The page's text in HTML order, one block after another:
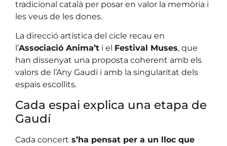
tradicional català per posar en valor la memòria i
les veus de les dones.
La direcció artística del cicle recau en
l’Associació Anima’t i el Festival Muses, que
han dissenyat una proposta coherent amb els
valors de l’Any Gaudí i amb la singularitat dels
espais escollits.
Cada espai explica una etapa de
Gaudí
Cada concert s’ha pensat per a un lloc que